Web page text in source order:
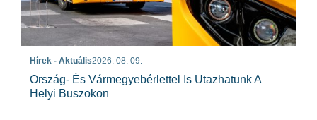
Hírek - Aktuális2026. 08. 09.
Ország- És Vármegyebérlettel Is Utazhatunk A
Helyi Buszokon